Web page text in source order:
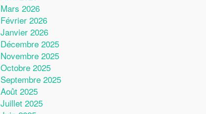
Mars 2026
Février 2026
Janvier 2026
Décembre 2025
Novembre 2025
Octobre 2025
Septembre 2025
Août 2025
Juillet 2025